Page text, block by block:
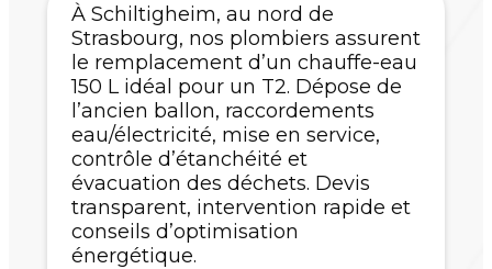
À Schiltigheim, au nord de
Strasbourg, nos plombiers assurent
le remplacement d’un chauffe-eau
150 L idéal pour un T2. Dépose de
l’ancien ballon, raccordements
eau/électricité, mise en service,
contrôle d’étanchéité et
évacuation des déchets. Devis
transparent, intervention rapide et
conseils d’optimisation
énergétique.